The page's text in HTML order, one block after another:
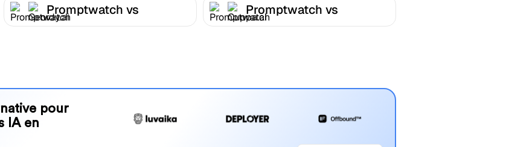
Promptwatch vs
Geordy.ai
Promptwatch vs
Cuppa.ai
pour
IA en